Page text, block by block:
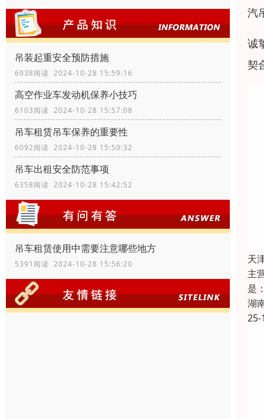
吊装起重安全预防措施
6038阅读 2024-10-28 15:59:16
高空作业车发动机保养小技巧
6103阅读 2024-10-28 15:57:08
吊车租赁吊车保养的重要性
6092阅读 2024-10-28 15:50:32
吊车出租安全防范事项
6358阅读 2024-10-28 15:42:52
吊车租赁使用中需要注意哪些地方
5391阅读 2024-10-28 15:56:20
汽
诚
契
天
主
是
湖
25-